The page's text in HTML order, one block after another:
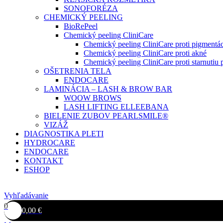
SONOFORÉZA
CHEMICKÝ PEELING
BioRePeel
Chemický peeling CliniCare
Chemický peeling CliniCare proti
Chemický peeling CliniCare proti akné
Chemický peeling CliniCare proti starnutiu
OŠETRENIA TELA
ENDOCARE
LAMINÁCIA – LASH & BROW BAR
WOOW BROWS
LASH LIFTING ELLEEBANA
BIELENIE ZUBOV PEARLSMILE®
VIZÁŽ
DIAGNOSTIKA PLETI
HYDROCARE
ENDOCARE
KONTAKT
ESHOP
Vyhľadávanie
0
0,00 €